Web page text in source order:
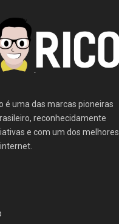
é uma das marcas pioneiras
reconhecidamente
e com um dos melhores